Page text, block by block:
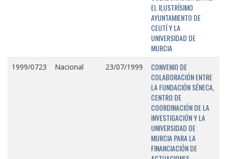
EL ILUSTRÍSIMO
AYUNTAMIENTO DE
CEUTÍ Y LA
UNIVERSIDAD DE
MURCIA
1999/0723 Nacional 23/07/1999
CONVENIO DE
COLABORACIÓN ENTRE
LA FUNDACIÓN SÉNECA,
CENTRO DE
COORDINACIÓN DE LA
INVESTIGACIÓN Y LA
UNIVERSIDAD DE
MURCIA PARA LA
FINANCIACIÓN DE